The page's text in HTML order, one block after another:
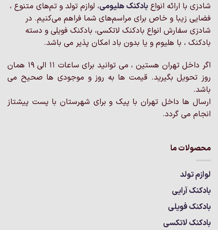
شادزی با ارائه انواع بادکنک‌ هلیومی، لوازم تولد و تم‌های متنوع ،
فضایی زیبا و خاص برای مراسم‌های شما فراهم می‌کنیم. در
شادزی سفارش انواع بادکنک لاتکسی، بادکنک فویلی و دسته
بادکنک ، با هلیوم و یا بدون باد امکان پذیر می باشد.
اگر داخل تهران هستین ، می توانید برای ساعات 11 الی 19 همان
روز تحویل بگیرید. قیمت ها به روز و موجودی ها صحیح می
باشد.
ارسال ها داخل تهران با پیک و برای شهرستان با پست پیشتاز
انجام می گردد.
محصولات ما
لوازم تولد
بادکنک آرایی
بادکنک فویلی
بادکنک لاتکسی